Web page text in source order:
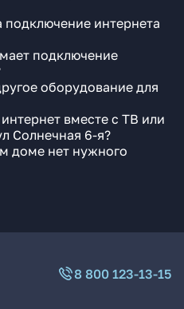
подключение интернета
подключение
оборудование для
вместе с ТВ или
Солнечная 6-я?
доме нет нужного
8 800 123-13-15